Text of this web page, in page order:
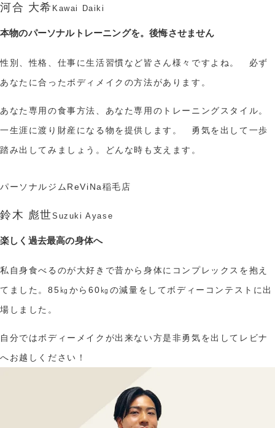
河合 大希 Kawai Daiki
本物のパーソナルトレーニングを。後悔させません
性別、性格、仕事に生活習慣など皆さん様々ですよね。 必ず
あなたに合ったボディメイクの方法があります。
あなた専用の食事方法、あなた専用のトレーニングスタイル。
一生涯に渡り財産になる物を提供します。 勇気を出して一歩
踏み出してみましょう。どんな時も支えます。
パーソナルジムReViNa稲毛店
鈴木 彪世Suzuki Ayase
楽しく過去最高の身体へ
私自身食べるのが大好きで昔から身体にコンプレックスを抱え
てました。85㎏から60㎏の減量をしてボディーコンテストに出
場しました。
自分ではボディーメイクが出来ない方是非勇気を出してレビナ
へお越しください！